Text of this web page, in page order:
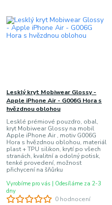
0 hodnocení
Lesklý kryt Mobiwear Glossy -
Apple iPhone Air - G006G Hora s
hvězdnou oblohou
Lesklé prémiové pouzdro, obal,
kryt Mobiwear Glossy na mobil
Apple iPhone Air , motiv G006G
Hora s hvězdnou oblohou, materiál
plast + TPU silikon, krytí po všech
stranách, kvalitní a odolný potisk,
tenké provedení, možnost
přichycení na šňůrku
Vyrobíme pro vás | Odesíláme za 2-3
dny